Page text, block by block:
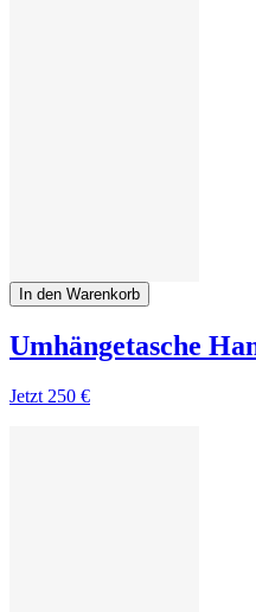
In den Warenkorb
Umhängetasche
Jetzt 250 €